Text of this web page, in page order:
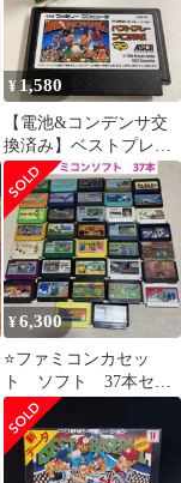
¥ 1,580
【電池&コンデンサ交
換済み】ベストプレー
プロ野球90 ファミコン
¥6,300
⭐️ファミコンカセッ
ト ソフト 37本セッ
ト まとめ売り